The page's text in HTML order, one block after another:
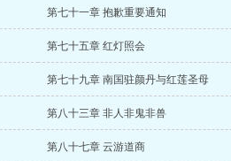
第七十一章 抱歉重要通知
第七十五章 红灯照会
第七十九章 南国驻颜丹与红莲圣母
第八十三章 非人非鬼非兽
第八十七章 云游道商